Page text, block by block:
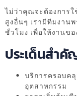
ไม่ว่าคุณจะต้องการ
สูงอื่นๆ เรามีทีมงาน
ชั่วโมง เพื่อให้งานข
ประเด็นสำคั
บริการครอบค
อุตสาหกรรม